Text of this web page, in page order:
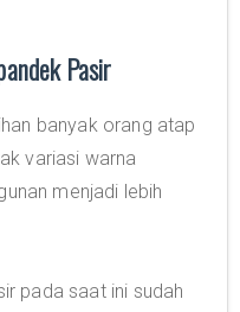
Pasir
banyak orang atap
variasi warna
menjadi lebih
pada saat ini sudah